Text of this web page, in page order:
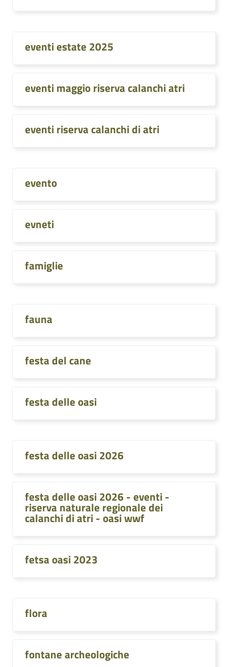
eventi estate 2025
eventi maggio riserva calanchi atri
eventi riserva calanchi di atri
evento
evneti
famiglie
fauna
festa del cane
festa delle oasi
festa delle oasi 2026
festa delle oasi 2026 - eventi -
riserva naturale regionale dei
calanchi di atri - oasi wwf
fetsa oasi 2023
flora
fontane archeologiche